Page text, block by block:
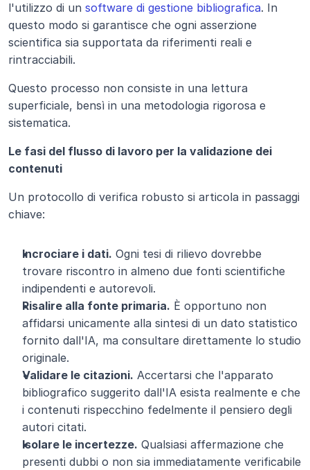
l'utilizzo di un software di gestione bibliografica. In
questo modo si garantisce che ogni asserzione
scientifica sia supportata da riferimenti reali e
rintracciabili.
Questo processo non consiste in una lettura
superficiale, bensì in una metodologia rigorosa e
sistematica.
Le fasi del flusso di lavoro per la validazione dei
contenuti
Un protocollo di verifica robusto si articola in passaggi
chiave:
Incrociare i dati. Ogni tesi di rilievo dovrebbe
trovare riscontro in almeno due fonti scientifiche
indipendenti e autorevoli.
Risalire alla fonte primaria. È opportuno non
affidarsi unicamente alla sintesi di un dato statistico
fornito dall'IA, ma consultare direttamente lo studio
originale.
Validare le citazioni. Accertarsi che l'apparato
bibliografico suggerito dall'IA esista realmente e che
i contenuti rispecchino fedelmente il pensiero degli
autori citati.
Isolare le incertezze. Qualsiasi affermazione che
presenti dubbi o non sia immediatamente verificabile